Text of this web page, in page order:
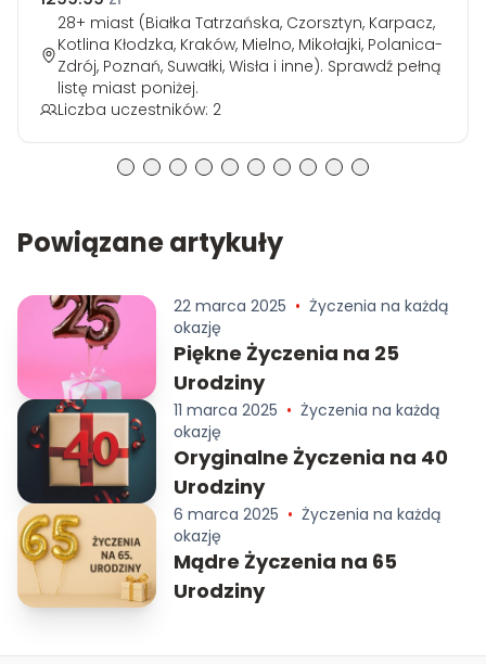
28+ miast (Białka Tatrzańska, Czorsztyn, Karpacz,
Kotlina Kłodzka, Kraków, Mielno, Mikołajki, Polanica-
Zdrój, Poznań, Suwałki, Wisła i inne). Sprawdź pełną
listę miast poniżej.
Liczba uczestników: 2
Powiązane artykuły
22 marca 2025 • Życzenia na każdą
okazję
Piękne Życzenia na 25
Urodziny
11 marca 2025 • Życzenia na każdą
okazję
Oryginalne Życzenia na 40
Urodziny
6 marca 2025 • Życzenia na każdą
okazję
Mądre Życzenia na 65
Urodziny